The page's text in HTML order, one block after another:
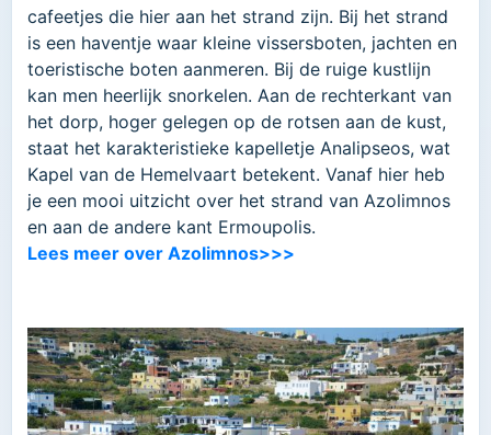
cafeetjes die hier aan het strand zijn. Bij het strand
is een haventje waar kleine vissersboten, jachten en
toeristische boten aanmeren. Bij de ruige kustlijn
kan men heerlijk snorkelen. Aan de rechterkant van
het dorp, hoger gelegen op de rotsen aan de kust,
staat het karakteristieke kapelletje Analipseos, wat
Kapel van de Hemelvaart betekent. Vanaf hier heb
je een mooi uitzicht over het strand van Azolimnos
en aan de andere kant Ermoupolis.
Lees meer over Azolimnos>>>